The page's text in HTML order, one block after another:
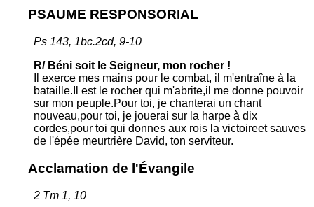
PSAUME RESPONSORIAL
Ps 143, 1bc.2cd, 9-10
R/ Béni soit le Seigneur, mon rocher !
Il exerce mes mains pour le combat, il m'entraîne à la
bataille.Il est le rocher qui m'abrite,il me donne pouvoir
sur mon peuple.Pour toi, je chanterai un chant
nouveau,pour toi, je jouerai sur la harpe à dix
cordes,pour toi qui donnes aux rois la victoireet sauves
de l'épée meurtrière David, ton serviteur.
Acclamation de l'Évangile
2 Tm 1, 10